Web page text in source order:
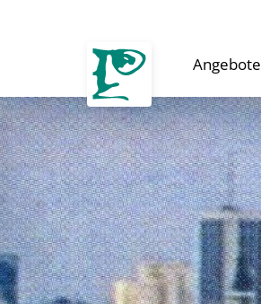
Angebote